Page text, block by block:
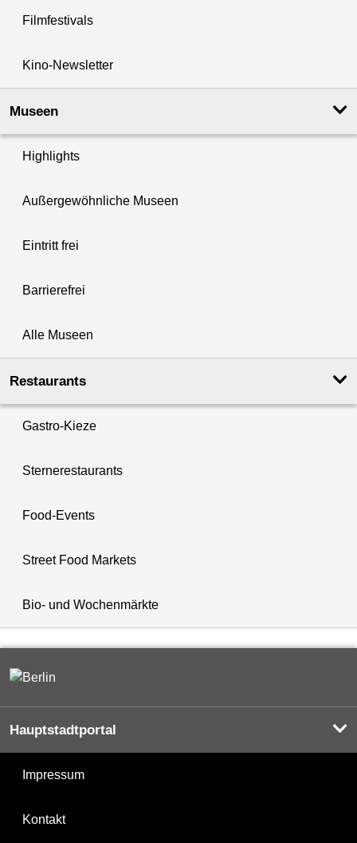
Filmfestivals
Kino-Newsletter
Museen
Highlights
Außergewöhnliche Museen
Eintritt frei
Barrierefrei
Alle Museen
Restaurants
Gastro-Kieze
Sternerestaurants
Food-Events
Street Food Markets
Bio- und Wochenmärkte
Hauptstadtportal
Impressum
Kontakt